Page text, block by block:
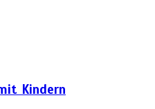
Kindern